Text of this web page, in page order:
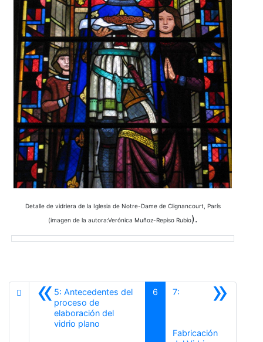
Detalle de vidriera de la Iglesia de Notre-Dame de Clignancourt, París
(imagen de la autora:Verónica Muñoz-Repiso Rubio).
«5: Antecedentes del
proceso de
elaboración del
vidrio plano
6 »
7:
Fabricación